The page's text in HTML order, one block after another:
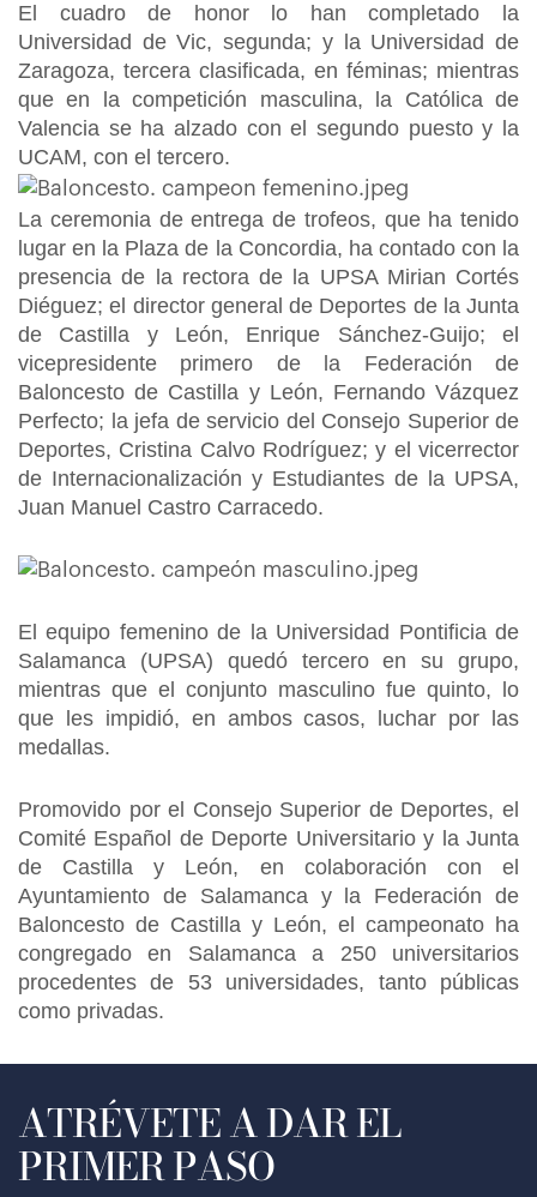
El cuadro de honor lo han completado la
Universidad de Vic, segunda; y la Universidad de
Zaragoza, tercera clasificada, en féminas; mientras
que en la competición masculina, la Católica de
Valencia se ha alzado con el segundo puesto y la
UCAM, con el tercero.
La ceremonia de entrega de trofeos, que ha tenido
lugar en la Plaza de la Concordia, ha contado con la
presencia de la rectora de la UPSA Mirian Cortés
Diéguez; el director general de Deportes de la Junta
de Castilla y León, Enrique Sánchez-Guijo; el
vicepresidente primero de la Federación de
Baloncesto de Castilla y León, Fernando Vázquez
Perfecto; la jefa de servicio del Consejo Superior de
Deportes, Cristina Calvo Rodríguez; y el vicerrector
de Internacionalización y Estudiantes de la UPSA,
Juan Manuel Castro Carracedo.
El equipo femenino de la Universidad Pontificia de
Salamanca (UPSA) quedó tercero en su grupo,
mientras que el conjunto masculino fue quinto, lo
que les impidió, en ambos casos, luchar por las
medallas.
Promovido por el Consejo Superior de Deportes, el
Comité Español de Deporte Universitario y la Junta
de Castilla y León, en colaboración con el
Ayuntamiento de Salamanca y la Federación de
Baloncesto de Castilla y León, el campeonato ha
congregado en Salamanca a 250 universitarios
procedentes de 53 universidades, tanto públicas
como privadas.
ATRÉVETE A DAR EL
PRIMER PASO